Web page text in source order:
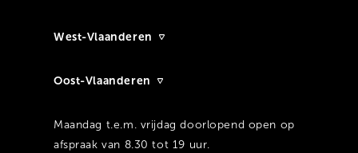
West-Vlaanderen
Oost-Vlaanderen
Maandag t.e.m. vrijdag doorlopend open op
afspraak van 8.30 tot 19 uur.